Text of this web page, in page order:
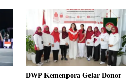
DWP Kemenpora Gelar Donor